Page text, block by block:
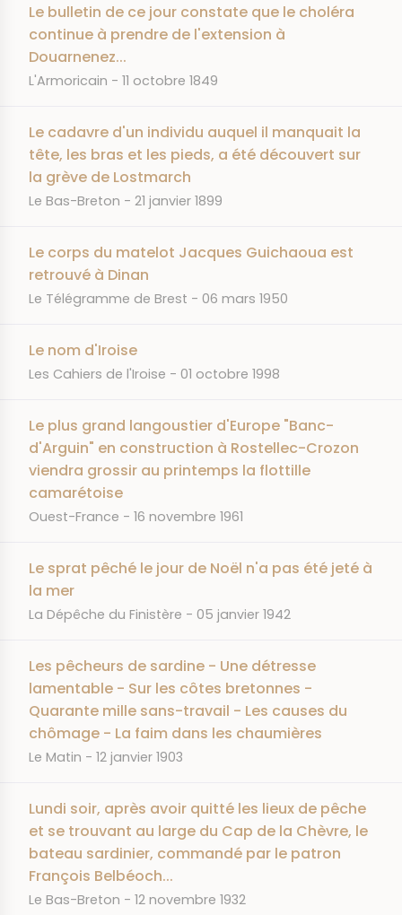
Le bulletin de ce jour constate que le choléra
continue à prendre de l'extension à
Douarnenez...
JOURNAL
L'Armoricain DATE
11 octobre 1849
Le cadavre d'un individu auquel il manquait la
tête, les bras et les pieds, a été découvert sur
la grève de Lostmarch
JOURNAL
Le Bas-Breton DATE
21 janvier 1899
Le corps du matelot Jacques Guichaoua est
retrouvé à Dinan
JOURNAL
Le Télégramme de Brest DATE
06 mars 1950
Le nom d'Iroise
JOURNAL
Les Cahiers de l'Iroise DATE
01 octobre 1998
Le plus grand langoustier d'Europe "Banc-
d'Arguin" en construction à Rostellec-Crozon
viendra grossir au printemps la flottille
camarétoise
JOURNAL
Ouest-France DATE
16 novembre 1961
Le sprat pêché le jour de Noël n'a pas été jeté à
la mer
JOURNAL
La Dépêche du Finistère DATE
05 janvier 1942
Les pêcheurs de sardine - Une détresse
lamentable - Sur les côtes bretonnes -
Quarante mille sans-travail - Les causes du
chômage - La faim dans les chaumières
JOURNAL
Le Matin DATE
12 janvier 1903
Lundi soir, après avoir quitté les lieux de pêche
et se trouvant au large du Cap de la Chèvre, le
bateau sardinier, commandé par le patron
François Belbéoch...
JOURNAL
Le Bas-Breton DATE
12 novembre 1932